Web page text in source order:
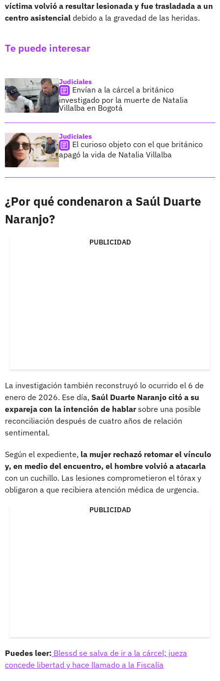
víctima volvió a resultar lesionada y fue trasladada a un
centro asistencial debido a la gravedad de las heridas.
Te puede interesar
Judiciales
Envían a la cárcel a británico
investigado por la muerte de Natalia
Villalba en Bogotá
Judiciales
El curioso objeto con el que británico
apagó la vida de Natalia Villalba
¿Por qué condenaron a Saúl Duarte
Naranjo?
PUBLICIDAD
La investigación también reconstruyó lo ocurrido el 6 de
enero de 2026. Ese día, Saúl Duarte Naranjo citó a su
expareja con la intención de hablarsobre una posible
reconciliación después de cuatro años de relación
sentimental.
Según el expediente, la mujer rechazó retomar el vínculo
y, en medio del encuentro, el hombre volvió a atacarla
con un cuchillo. Las lesiones comprometieron el tórax y
obligaron a que recibiera atención médica de urgencia.
PUBLICIDAD
Puedes leer: Blessd se salva de ir a la cárcel; jueza
concede libertad y hace llamado a la Fiscalía